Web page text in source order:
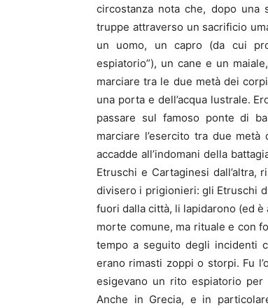
circostanza nota che, dopo
truppe attraverso un sacrificio
un uomo, un capro (da cui
espiatorio”), un cane e un
marciare tra le due metà dei
una porta e dell’acqua lustrale.
passare sul famoso ponte di
marciare l’esercito tra due
accadde all’indomani della
Etruschi e Cartaginesi
divisero i prigionieri: gli Etruschi
fuori dalla città, li lapidarono (ed
morte comune, ma rituale e con
tempo a seguito degli incidenti
erano rimasti zoppi o storpi. Fu
esigevano un rito espiatorio
Anche in Grecia, e in